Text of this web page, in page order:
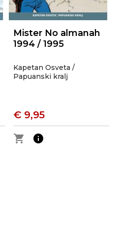
Mister No almanah
1994 / 1995
Kapetan Osveta /
Papuanski kralj
€ 9,95
shopping_cart
info